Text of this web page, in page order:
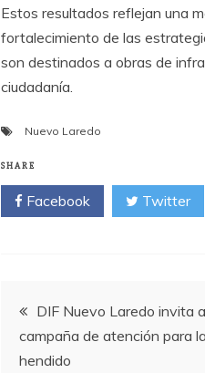
Estos resultados reflejan una
fortalecimiento de las
son destinados a obras de
ciudadanía.
Nuevo Laredo
SHARE
Facebook Twitter
Post
navigation
DIF Nuevo Laredo invita
campaña de atención para
hendido